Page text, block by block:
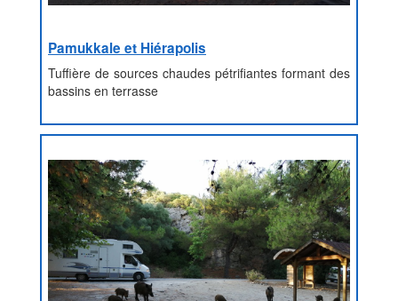
Pamukkale et Hiérapolis
Tuffière de sources chaudes pétrifiantes formant des
bassins en terrasse